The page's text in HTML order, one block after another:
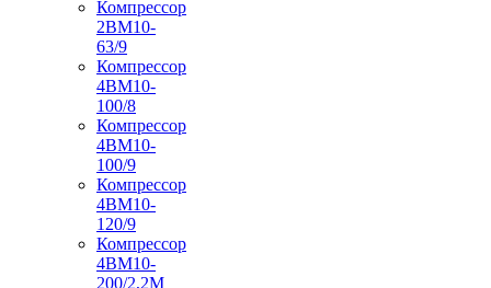
Компрессор
2ВМ10-
63/9
Компрессор
4ВМ10-
100/8
Компрессор
4ВМ10-
100/9
Компрессор
4ВМ10-
120/9
Компрессор
4ВМ10-
200/2,2М